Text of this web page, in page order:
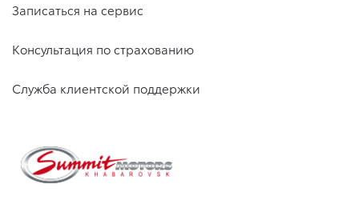
Записаться на сервис
Консультация по страхованию
Служба клиентской поддержки